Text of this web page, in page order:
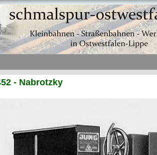
- Nabrotzky